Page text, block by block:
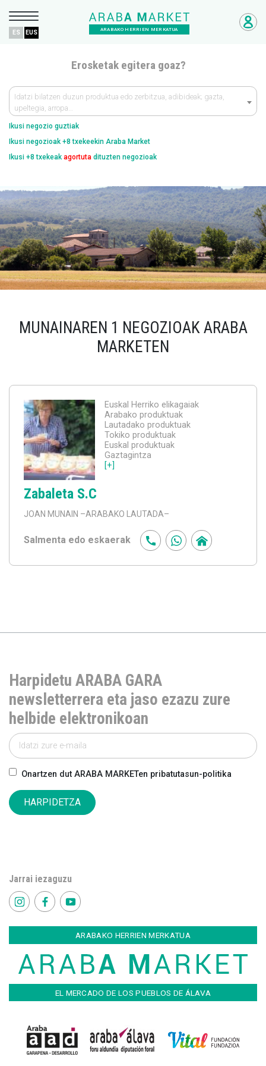
ARABAKO HERRIEN MERKATUA
ES EUS
Erosketak egitera goaz?
Idatzi bilatzen duzun produktua edo zerbitzua, adibideak; gazta,
upeltegia, arropa…
Ikusi negozio guztiak
Ikusi negozioak +8 txekeekin Araba Market
Ikusi +8 txekeak agortuta dituzten negozioak
MUNAINAREN 1 NEGOZIOAK ARABA
MARKETEN
Euskal Herriko elikagaiak
Arabako produktuak
Lautadako produktuak
Tokiko produktuak
Euskal produktuak
Gaztagintza
[+]
Zabaleta S.C
JOAN MUNAIN –ARABAKO LAUTADA–
Salmenta edo eskaerak
Harpidetu ARABA GARA
newsletterrera eta jaso ezazu zure
helbide elektronikoan
Onartzen dut ARABA MARKETen pribatutasun-politika
HARPIDETZA
Jarrai iezaguzu
ARABAKO HERRIEN MERKATUA
EL MERCADO DE LOS PUEBLOS DE ÁLAVA